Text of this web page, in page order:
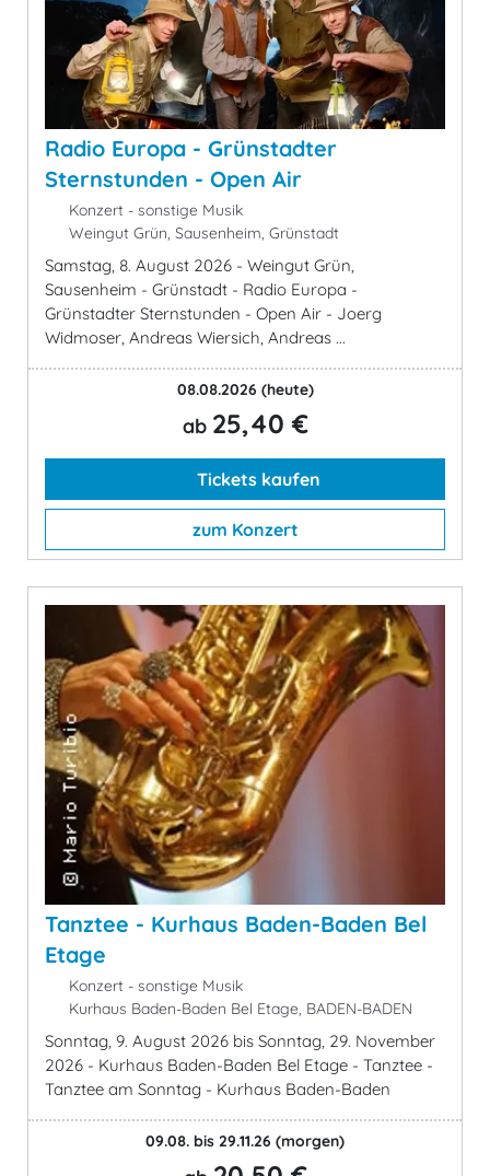
Radio Europa - Grünstadter
Sternstunden - Open Air
Konzert - sonstige Musik
Weingut Grün, Sausenheim, Grünstadt
Samstag, 8. August 2026 - Weingut Grün,
Sausenheim - Grünstadt - Radio Europa -
Grünstadter Sternstunden - Open Air - Joerg
Widmoser, Andreas Wiersich, Andreas ...
08.08.2026 (heute)
ab 25,40 €
Tickets kaufen
zum Konzert
Tanztee - Kurhaus Baden-Baden Bel
Etage
Konzert - sonstige Musik
Kurhaus Baden-Baden Bel Etage, BADEN-BADEN
Sonntag, 9. August 2026 bis Sonntag, 29. November
2026 - Kurhaus Baden-Baden Bel Etage - Tanztee -
Tanztee am Sonntag - Kurhaus Baden-Baden
09.08. bis 29.11.26 (morgen)